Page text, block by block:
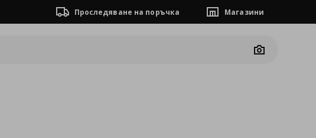
Проследяване на поръчка Магазини
Camera